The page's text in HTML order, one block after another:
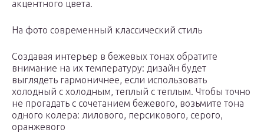
акцентного цвета.
На фото современный классический стиль
Создавая интерьер в бежевых тонах обратите
внимание на их температуру: дизайн будет
выглядеть гармоничнее, если использовать
холодный с холодным, теплый с теплым. Чтобы точно
не прогадать с сочетанием бежевого, возьмите тона
одного колера: лилового, персикового, серого,
оранжевого